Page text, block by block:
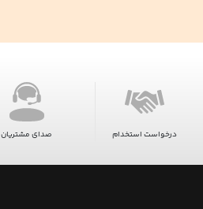
درخواست استخدام صدای مشتریان